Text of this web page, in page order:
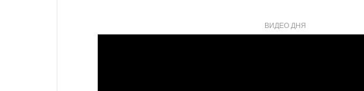
ВИДЕО ДНЯ